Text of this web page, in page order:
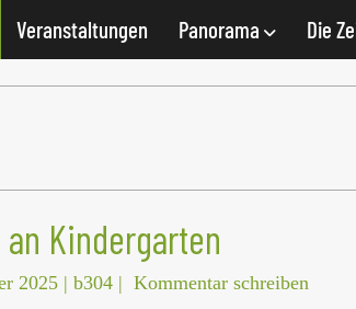
Veranstaltungen Panorama Die
an Kindergarten
2025 | b304 | Kommentar schreiben